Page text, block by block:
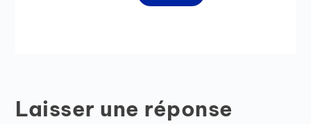
Laisser une réponse